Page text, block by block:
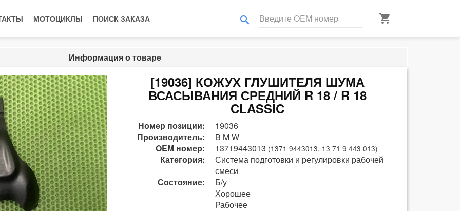
МОТОЦИКЛЫ ПОИСК ЗАКАЗА search shopping_cart
Информация о товаре
[19036] КОЖУХ ГЛУШИТЕЛЯ ШУМА
ВСАСЫВАНИЯ СРЕДНИЙ R 18 / R 18
CLASSIC
Номер позиции:
19036
Производитель:
B M W
OEM номер:
13719443013 (1371 9443013, 13 71 9 443 013)
Категория:
Система подготовки и регулировки рабочей
смеси
Состояние:
Б/у
Хорошее
Рабочее